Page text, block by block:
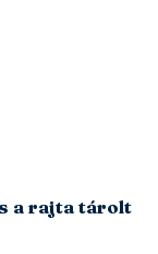
a rajta tárolt